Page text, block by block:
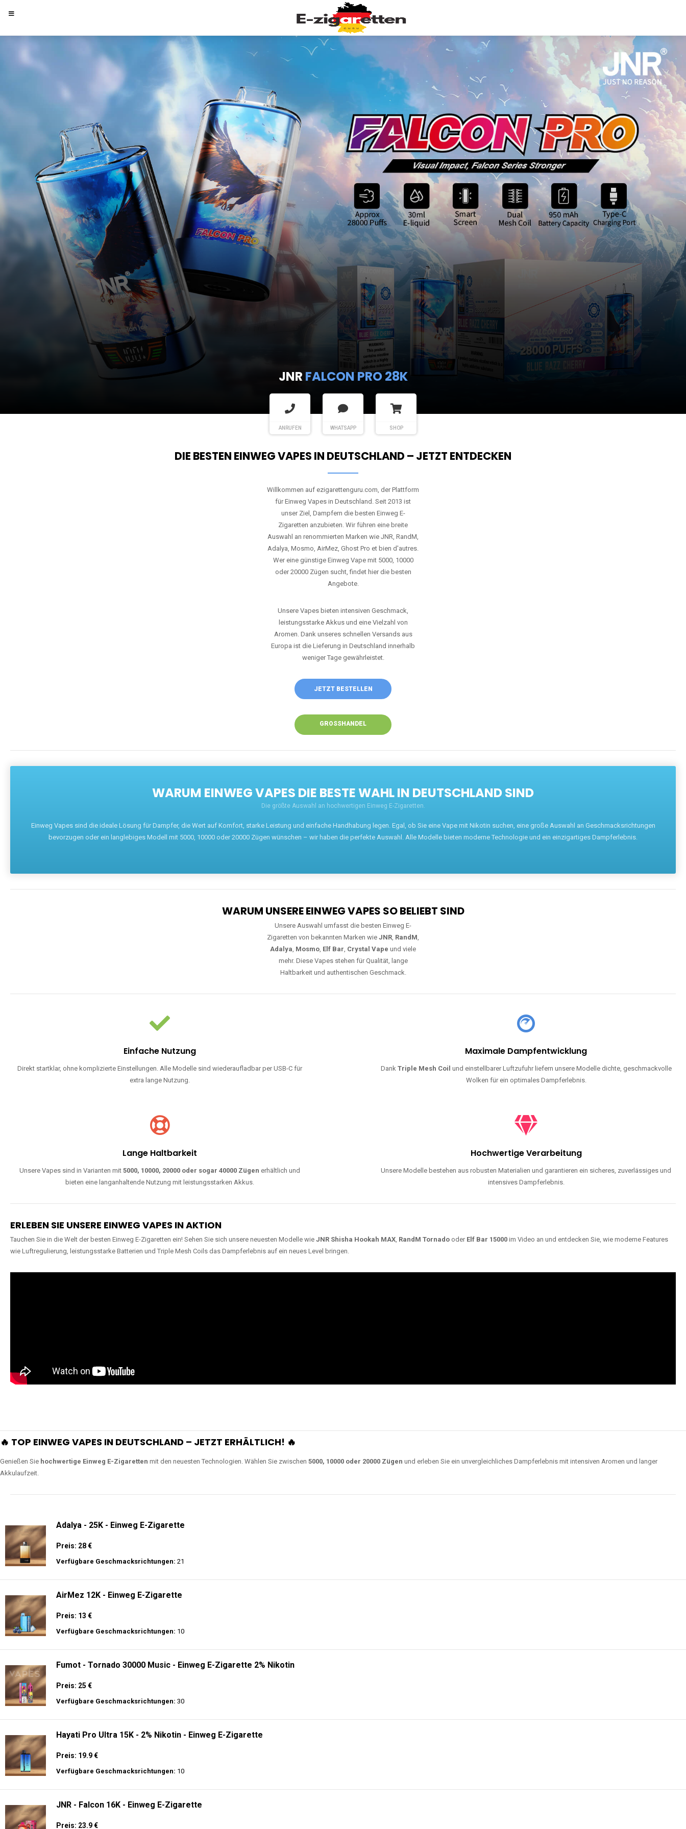
JNR FALCON PRO 28K
ANRUFEN WHATSAPP SHOP
DIE BESTEN EINWEG VAPES IN DEUTSCHLAND – JETZT ENTDECKEN
Willkommen auf ezigarettenguru.com, der Plattform
für Einweg Vapes in Deutschland. Seit 2013 ist
unser Ziel, Dampfern die besten Einweg E-
Zigaretten anzubieten. Wir führen eine breite
Auswahl an renommierten Marken wie JNR, RandM,
Adalya, Mosmo, AirMez, Ghost Pro et bien d'autres.
Wer eine günstige Einweg Vape mit 5000, 10000
oder 20000 Zügen sucht, findet hier die besten
Angebote.
Unsere Vapes bieten intensiven Geschmack,
leistungsstarke Akkus und eine Vielzahl von
Aromen. Dank unseres schnellen Versands aus
Europa ist die Lieferung in Deutschland innerhalb
weniger Tage gewährleistet.
JETZT BESTELLEN
GROSSHANDEL
WARUM EINWEG VAPES DIE BESTE WAHL IN DEUTSCHLAND SIND
Die größte Auswahl an hochwertigen Einweg E-Zigaretten.
Einweg Vapes sind die ideale Lösung für Dampfer, die Wert auf Komfort, starke Leistung und einfache Handhabung legen. Egal, ob Sie eine Vape mit Nikotin suchen, eine große Auswahl an Geschmacksrichtungen
bevorzugen oder ein langlebiges Modell mit 5000, 10000 oder 20000 Zügen wünschen – wir haben die perfekte Auswahl. Alle Modelle bieten moderne Technologie und ein einzigartiges Dampferlebnis.
WARUM UNSERE EINWEG VAPES SO BELIEBT SIND
Unsere Auswahl umfasst die besten Einweg E-
Zigaretten von bekannten Marken wie JNR, RandM,
Adalya, Mosmo, Elf Bar, Crystal Vape und viele
mehr. Diese Vapes stehen für Qualität, lange
Haltbarkeit und authentischen Geschmack.
Einfache Nutzung
Direkt startklar, ohne komplizierte Einstellungen. Alle Modelle sind wiederaufladbar per USB-C für
extra lange Nutzung.
Maximale Dampfentwicklung
Dank Triple Mesh Coil und einstellbarer Luftzufuhr liefern unsere Modelle dichte, geschmackvolle
Wolken für ein optimales Dampferlebnis.
Lange Haltbarkeit
Unsere Vapes sind in Varianten mit5000, 10000, 20000 oder sogar 40000 Zügen erhältlich und
bieten eine langanhaltende Nutzung mit leistungsstarken Akkus.
Hochwertige Verarbeitung
Unsere Modelle bestehen aus robusten Materialien und garantieren ein sicheres, zuverlässiges und
intensives Dampferlebnis.
ERLEBEN SIE UNSERE EINWEG VAPES IN AKTION
Tauchen Sie in die Welt der besten Einweg E-Zigaretten ein! Sehen Sie sich unsere neuesten Modelle wie JNR Shisha Hookah MAX, RandM Tornado oder Elf Bar 15000 im Video an und entdecken Sie, wie moderne Features
wie Luftregulierung, leistungsstarke Batterien und Triple Mesh Coils das Dampferlebnis auf ein neues Level bringen.
🔥 TOP EINWEG VAPES IN DEUTSCHLAND – JETZT ERHÄLTLICH! 🔥
Genießen Sie hochwertige Einweg E-Zigaretten mit den neuesten Technologien. Wählen Sie zwischen 5000, 10000 oder 20000 Zügen und erleben Sie ein unvergleichliches Dampferlebnis mit intensiven Aromen und langer
Akkulaufzeit.
Adalya - 25K - Einweg E-Zigarette
Preis: 28 €
Verfügbare Geschmacksrichtungen: 21
AirMez 12K - Einweg E-Zigarette
Preis: 13 €
Verfügbare Geschmacksrichtungen: 10
Fumot - Tornado 30000 Music - Einweg E-Zigarette 2% Nikotin
Preis: 25 €
Verfügbare Geschmacksrichtungen: 30
Hayati Pro Ultra 15K - 2% Nikotin - Einweg E-Zigarette
Preis: 19.9 €
Verfügbare Geschmacksrichtungen: 10
JNR - Falcon 16K - Einweg E-Zigarette
Preis: 23.9 €